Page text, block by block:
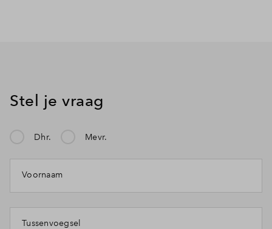
Stel je vraag
Dhr. Mevr.
Voornaam
Tussenvoegsel
Mijn klacht gaat over: